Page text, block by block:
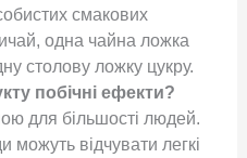
смакових
одна чайна ложка
столову ложку цукру.
побічні ефекти?
для більшості людей.
можуть відчувати легкі